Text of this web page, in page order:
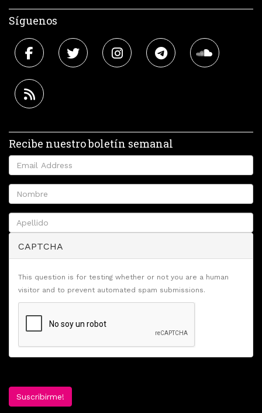
Síguenos
Recibe nuestro boletín semanal
CAPTCHA
This question is for testing whether or not you are a human
visitor and to prevent automated spam submissions.
Suscribirme!